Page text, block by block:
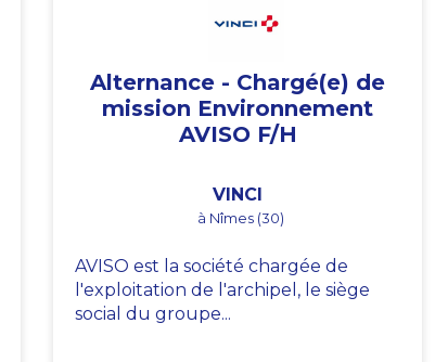
Alternance - Chargé(e) de
mission Environnement
AVISO F/H
VINCI
à Nîmes (30)
AVISO est la société chargée de
l'exploitation de l'archipel, le siège
social du groupe...